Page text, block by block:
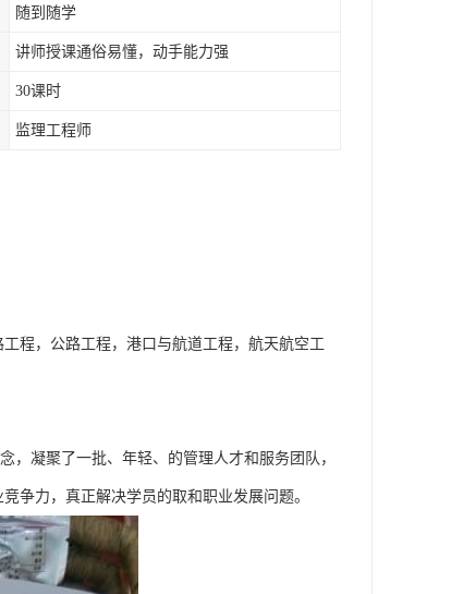
随到随学
讲师授课通俗易懂，动手能力强
30课时
监理工程师
程，公路工程，港口与航道工程，航天航空工
，凝聚了一批、年轻、的管理人才和服务团队，
争力，真正解决学员的取和职业发展问题。